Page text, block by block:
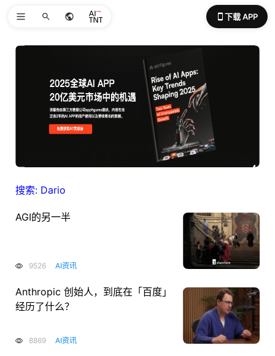
下载 APP
搜索: Dario
AGI的另一半
9526 AI资讯
Anthropic 创始人，到底在「百度」
经历了什么？
8869 AI资讯